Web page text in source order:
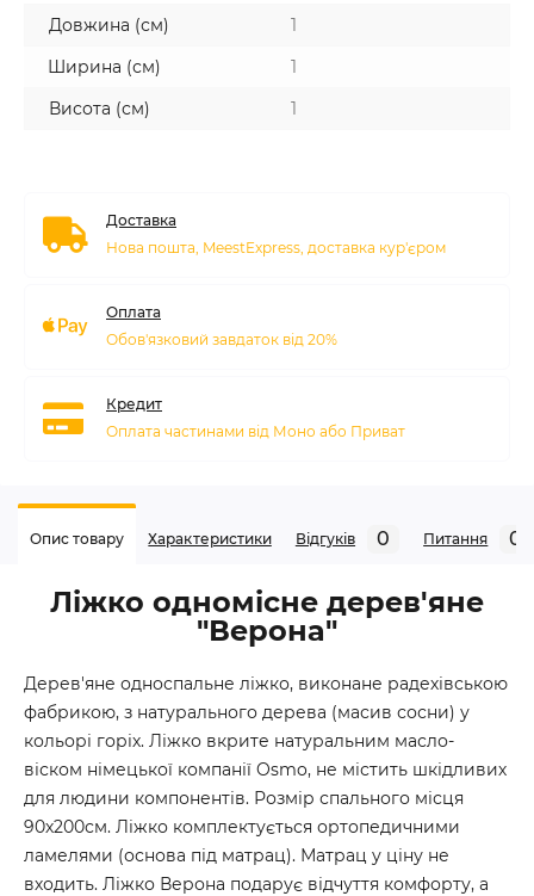
Довжина (см)
1
Ширина (см)
1
Висота (см)
1
Доставка
Нова пошта, MeestExpress, доставка кур'єром
Оплата
Обов'язковий завдаток від 20%
Кредит
Оплата частинами від Моно або Приват
Опис товару Характеристики Відгуків 0 Питання 0
Ліжко одномісне дерев'яне
"Верона"
Дерев'яне односпальне ліжко, виконане радехівською
фабрикою, з натурального дерева (масив сосни) у
кольорі горіх. Ліжко вкрите натуральним масло-
віском німецької компанії Osmo, не містить шкідливих
для людини компонентів. Розмір спального місця
90х200см. Ліжко комплектується ортопедичними
ламелями (основа під матрац). Матрац у ціну не
входить. Ліжко Верона подарує відчуття комфорту, а